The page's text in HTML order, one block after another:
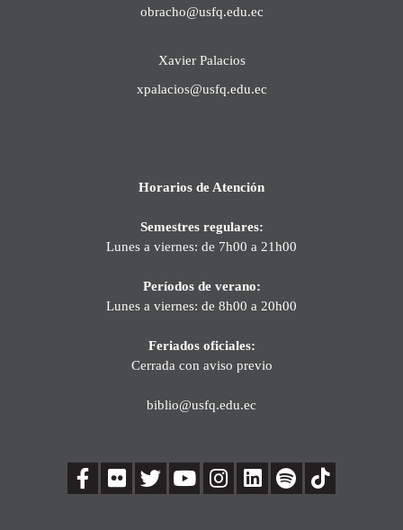
obracho@usfq.edu.ec
Xavier Palacios
xpalacios@usfq.edu.ec
Horarios de Atención
Semestres regulares:
Lunes a viernes: de 7h00 a 21h00
Períodos de verano:
Lunes a viernes: de 8h00 a 20h00
Feriados oficiales:
Cerrada con aviso previo
biblio@usfq.edu.ec